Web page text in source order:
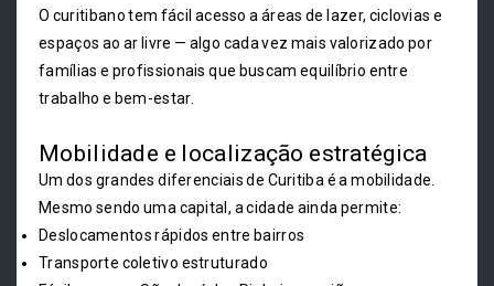
O curitibano tem fácil acesso a áreas de lazer, ciclovias e
espaços ao ar livre — algo cada vez mais valorizado por
famílias e profissionais que buscam equilíbrio entre
trabalho e bem-estar.
Mobilidade e localização estratégica
Um dos grandes diferenciais de Curitiba é a mobilidade.
Mesmo sendo uma capital, a cidade ainda permite:
Deslocamentos rápidos entre bairros
Transporte coletivo estruturado